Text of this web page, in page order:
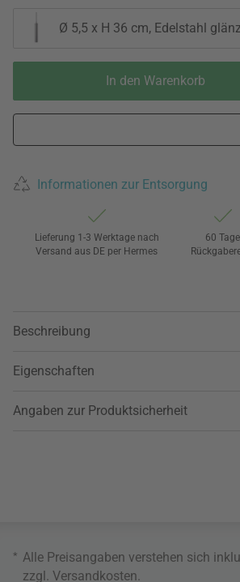
Ø 5,5 x H 36 cm, Edelstahl
In den Warenkorb
Informationen zur Entsorgung
Lieferung 1-3 Werktage nach
Versand aus DE per Hermes
60 Tage
Beschreibung
Eigenschaften
Angaben zur Produktsicherheit
* Alle Preisangaben verstehen sich
zzgl. Versandkosten